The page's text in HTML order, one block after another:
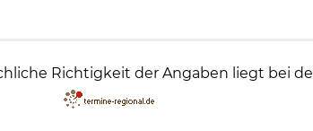
Richtigkeit der Angaben liegt bei